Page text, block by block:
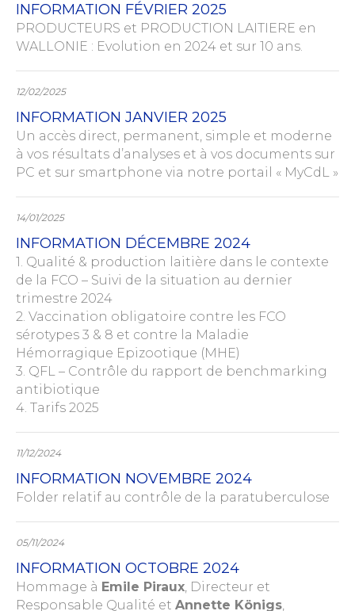
INFORMATION FÉVRIER 2025
PRODUCTEURS et PRODUCTION LAITIERE en
WALLONIE : Evolution en 2024 et sur 10 ans.
12/02/2025
INFORMATION JANVIER 2025
Un accès direct, permanent, simple et moderne
à vos résultats d’analyses et à vos documents sur
PC et sur smartphone via notre portail « MyCdL »
14/01/2025
INFORMATION DÉCEMBRE 2024
1. Qualité & production laitière dans le contexte
de la FCO – Suivi de la situation au dernier
trimestre 2024
2. Vaccination obligatoire contre les FCO
sérotypes 3 & 8 et contre la Maladie
Hémorragique Epizootique (MHE)
3. QFL – Contrôle du rapport de benchmarking
antibiotique
4. Tarifs 2025
11/12/2024
INFORMATION NOVEMBRE 2024
Folder relatif au contrôle de la paratuberculose
05/11/2024
INFORMATION OCTOBRE 2024
Hommage à Emile Piraux, Directeur et
Responsable Qualité et Annette Königs,